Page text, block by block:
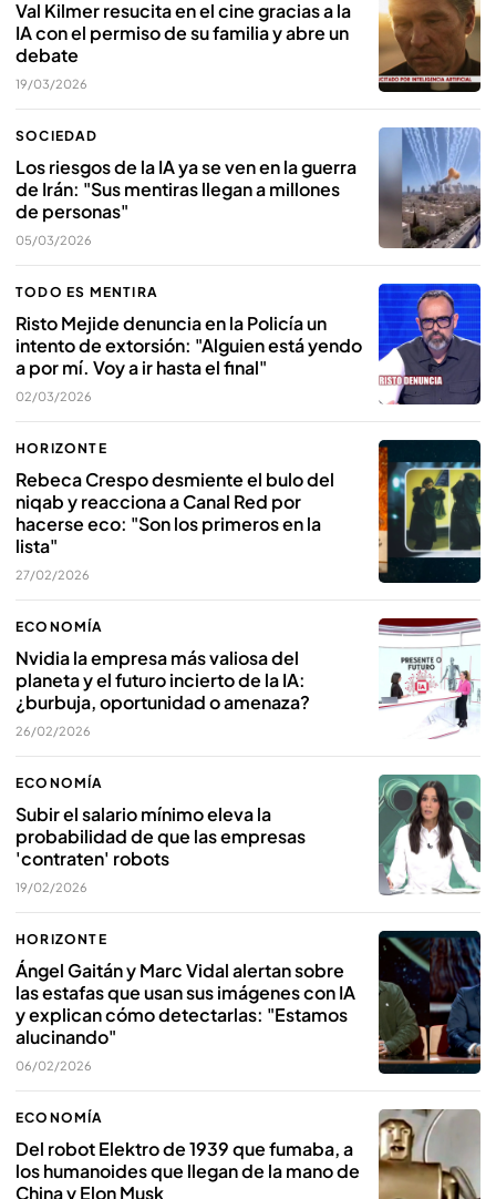
Val Kilmer resucita en el cine gracias a la
IA con el permiso de su familia y abre un
debate
19/03/2026
SOCIEDAD
Los riesgos de la IA ya se ven en la guerra
de Irán: "Sus mentiras llegan a millones
de personas"
05/03/2026
TODO ES MENTIRA
Risto Mejide denuncia en la Policía un
intento de extorsión: "Alguien está yendo
a por mí. Voy a ir hasta el final"
02/03/2026
HORIZONTE
Rebeca Crespo desmiente el bulo del
niqab y reacciona a Canal Red por
hacerse eco: "Son los primeros en la
lista"
27/02/2026
ECONOMÍA
Nvidia la empresa más valiosa del
planeta y el futuro incierto de la IA:
¿burbuja, oportunidad o amenaza?
26/02/2026
ECONOMÍA
Subir el salario mínimo eleva la
probabilidad de que las empresas
'contraten' robots
19/02/2026
HORIZONTE
Ángel Gaitán y Marc Vidal alertan sobre
las estafas que usan sus imágenes con IA
y explican cómo detectarlas: "Estamos
alucinando"
06/02/2026
ECONOMÍA
Del robot Elektro de 1939 que fumaba, a
los humanoides que llegan de la mano de
China y Elon Musk